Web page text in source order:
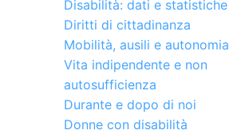
Disabilità: dati e statistiche
Diritti di cittadinanza
Mobilità, ausili e autonomia
Vita indipendente e non
autosufficienza
Durante e dopo di noi
Donne con disabilità